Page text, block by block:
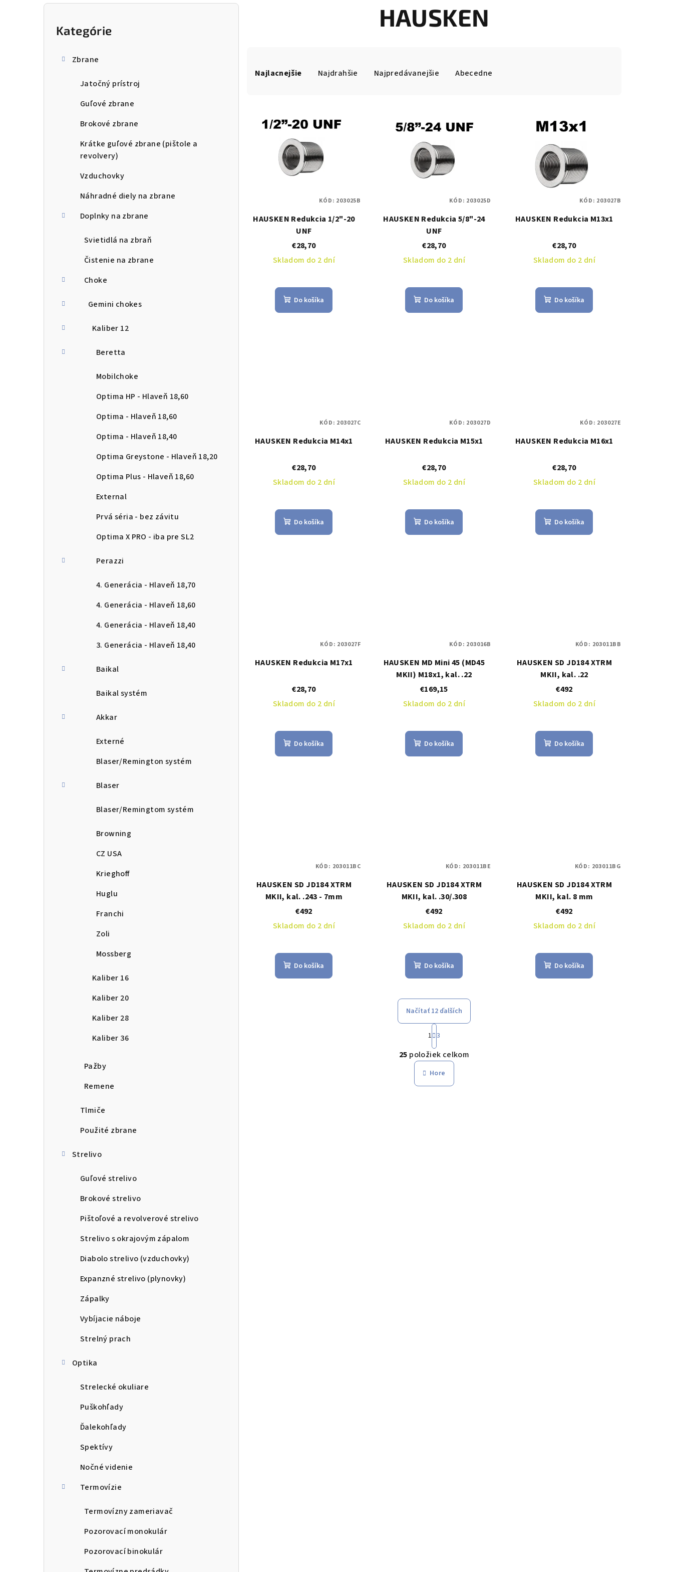
B
Preskočiť
kategórie
Kategórie
Zbrane
Jatočný prístroj
Guľové zbrane
Brokové zbrane
Krátke guľové zbrane (pištole a
revolvery)
Vzduchovky
Náhradné diely na zbrane
Doplnky na zbrane
Svietidlá na zbraň
Čistenie na zbrane
Choke
Gemini chokes
Kaliber 12
Beretta
Mobilchoke
Optima HP - Hlaveň 18,60
Optima - Hlaveň 18,60
Optima - Hlaveň 18,40
Optima Greystone - Hlaveň 18,20
Optima Plus - Hlaveň 18,60
External
Prvá séria - bez závitu
Optima X PRO - iba pre SL2
Perazzi
4. Generácia - Hlaveň 18,70
4. Generácia - Hlaveň 18,60
4. Generácia - Hlaveň 18,40
3. Generácia - Hlaveň 18,40
Baikal
Baikal systém
Akkar
Externé
Blaser/Remington systém
Blaser
Blaser/Remingtom systém
Browning
CZ USA
Krieghoff
Huglu
Franchi
Zoli
Mossberg
Kaliber 16
Kaliber 20
Kaliber 28
Kaliber 36
Pažby
Remene
Tlmiče
Použité zbrane
Strelivo
Guľové strelivo
Brokové strelivo
Pištoľové a revolverové strelivo
Strelivo s okrajovým zápalom
Diabolo strelivo (vzduchovky)
Expanzné strelivo (plynovky)
Zápalky
Vybíjacie náboje
Strelný prach
Optika
Strelecké okuliare
Puškohľady
Ďalekohľady
Spektívy
Nočné videnie
Termovízie
Termovízny zameriavač
Pozorovací monokulár
Pozorovací binokulár
HAUSKEN
a
r
Najlacnejšie Najdrahšie Najpredávanejšie Abecedne
rHAUSKEN Redukcia 1/2"-20
UNF
€28,70
Skladom do 2 dní
Do košíka
KÓD: 203025B
HAUSKEN Redukcia 5/8"-24
UNF
€28,70
Skladom do 2 dní
Do košíka
KÓD: 203025D
HAUSKEN Redukcia M13x1
€28,70
Skladom do 2 dní
Do košíka
KÓD: 203027B
HAUSKEN Redukcia M14x1
€28,70
Skladom do 2 dní
Do košíka
KÓD: 203027C
HAUSKEN Redukcia M15x1
€28,70
Skladom do 2 dní
Do košíka
KÓD: 203027D
HAUSKEN Redukcia M16x1
€28,70
Skladom do 2 dní
Do košíka
KÓD: 203027E
HAUSKEN Redukcia M17x1
€28,70
Skladom do 2 dní
Do košíka
KÓD: 203027F
HAUSKEN MD Mini 45 (MD45
MKII) M18x1, kal. .22
€169,15
Skladom do 2 dní
Do košíka
KÓD: 203016B
HAUSKEN SD JD184 XTRM
MKII, kal. .22
€492
Skladom do 2 dní
Do košíka
KÓD: 203011BB
HAUSKEN SD JD184 XTRM
MKII, kal. .243 - 7mm
€492
Skladom do 2 dní
Do košíka
KÓD: 203011BC
HAUSKEN SD JD184 XTRM
MKII, kal. .30/.308
€492
Skladom do 2 dní
Do košíka
KÓD: 203011BE
HAUSKEN SD JD184 XTRM
MKII, kal. 8 mm
€492
Skladom do 2 dní
Do košíka
KÓD: 203011BG
O
v
l
á
Načítať 12 ďalších
S
t
r
á
n
k
1 3
25 položiek celkom
Hore